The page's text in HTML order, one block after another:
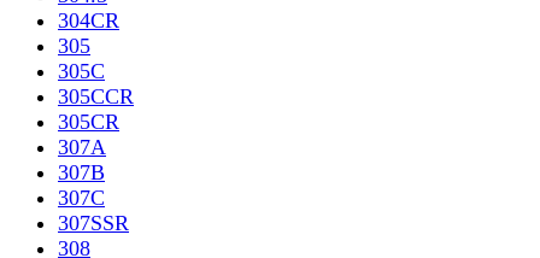
304CR
305
305C
305CCR
305CR
307A
307B
307C
307SSR
308